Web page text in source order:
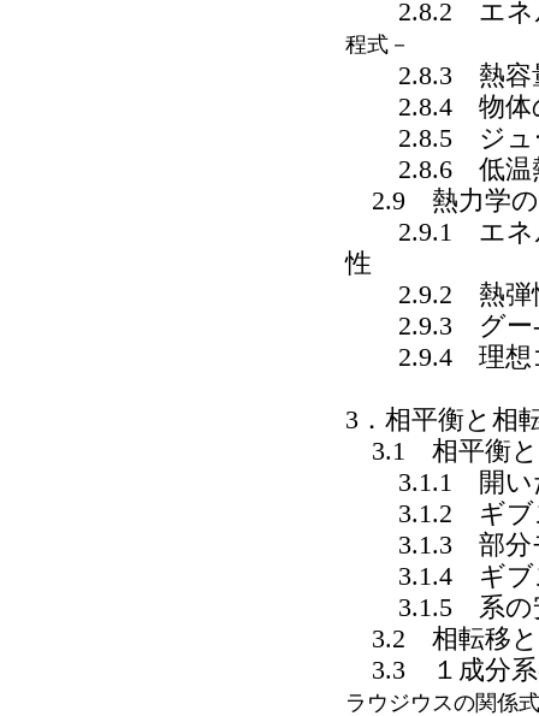
2.8.2 エネ
程式－
2.8.3 熱容
2.8.4 物体の
2.8.5 ジュー
2.8.6 低温熱
2.9 熱力学の
2.9.1 エネル
性
2.9.2 熱弾
2.9.3 グー‐
2.9.4 理想
3．相平衡と相
3.1 相平衡と
3.1.1 開いた
3.1.2 ギブス
3.1.3 部分
3.1.4 ギブ
3.1.5 系の
3.2 相転移と
3.3 １成分系
ラウジウスの関係